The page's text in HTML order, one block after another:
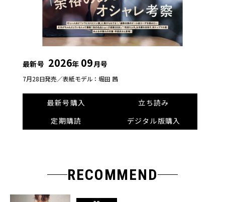
最新号 2026年 09月号
7月28日発売／表紙モデル：堀田 茜
最新号購入
立ち読み
定期購読
デジタル版購入
RECOMMEND